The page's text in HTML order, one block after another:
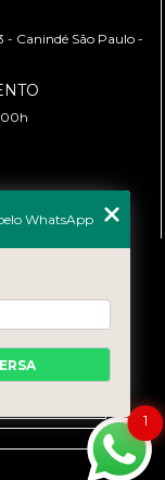
- Canindé São Paulo -
1
WhatsApp